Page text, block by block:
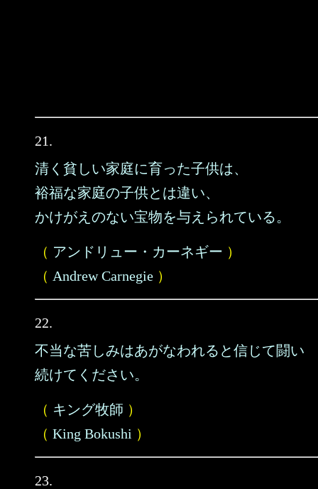
21.
清く貧しい家庭に育った子供は、
裕福な家庭の子供とは違い、
かけがえのない宝物を与えられている。
（ アンドリュー・カーネギー ）
（ Andrew Carnegie ）
22.
不当な苦しみはあがなわれると信じて闘い
続けてください。
（ キング牧師 ）
（ King Bokushi ）
23.